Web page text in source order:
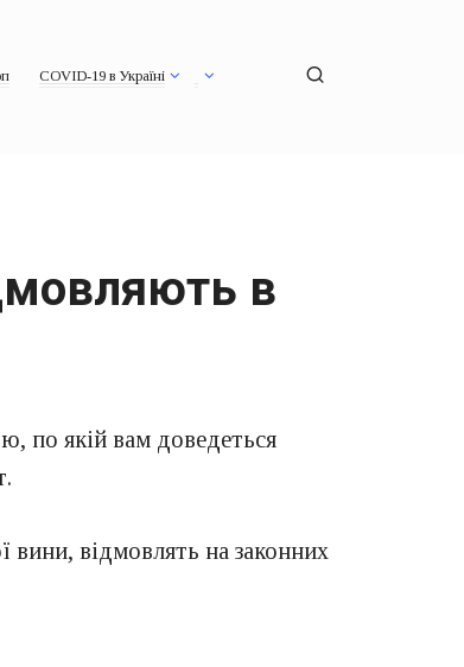
COVID-19 в Україні
в
по якій вам доведеться
вини, відмовлять на законних